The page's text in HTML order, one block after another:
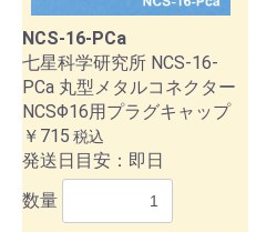
NCS-16-PCa
七星科学研究所 NCS-16-
PCa 丸型メタルコネクター
NCSΦ16用プラグキャップ
￥715 税込
発送日目安：即日
数量